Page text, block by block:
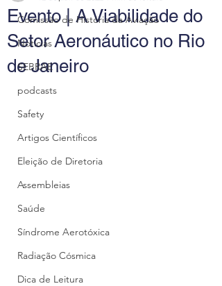
Comissão de História da Aviação
Notícias
SEBRAE
podcasts
Safety
Artigos Científicos
Eleição de Diretoria
Assembleias
Saúde
Síndrome Aerotóxica
Radiação Cósmica
Dica de Leitura
Evento | A Viabilidade do
Setor Aeronáutico no Rio
de Janeiro